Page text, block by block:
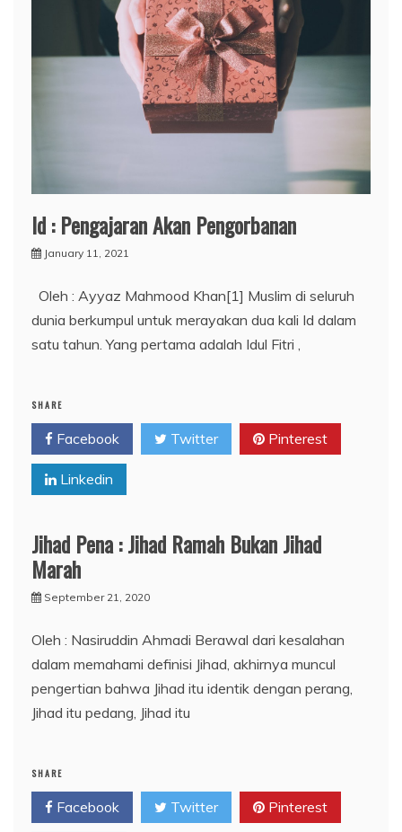
Id : Pengajaran Akan Pengorbanan
January 11, 2021
Oleh : Ayyaz Mahmood Khan[1] Muslim di seluruh
dunia berkumpul untuk merayakan dua kali Id dalam
satu tahun. Yang pertama adalah Idul Fitri ,
SHARE
Facebook Twitter Pinterest
Linkedin
Jihad Pena : Jihad Ramah Bukan Jihad
Marah
September 21, 2020
Oleh : Nasiruddin Ahmadi Berawal dari kesalahan
dalam memahami definisi Jihad, akhirnya muncul
pengertian bahwa Jihad itu identik dengan perang,
Jihad itu pedang, Jihad itu
SHARE
Facebook Twitter Pinterest